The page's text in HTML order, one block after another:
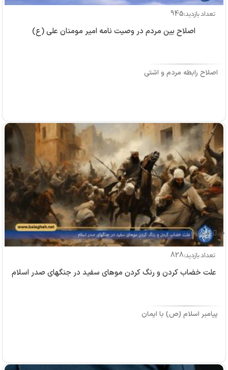
تعداد بازدید:945
اصلاح بین مردم در وصیت نامه امیر مومنان علی (ع)
اصلاح رابطه مردم و آشتی
بازدید: 0
تعداد بازدید:828
علت خضاب کردن و رنگ کردن موهای سفید در جنگهای صدر اسلام
پیامبر اسلام (ص) با ایمان